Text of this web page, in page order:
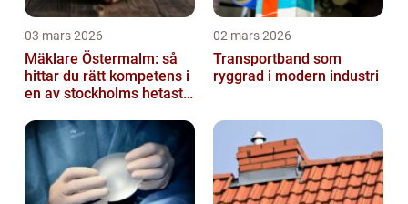
03 mars 2026
Mäklare Östermalm: så
hittar du rätt kompetens i
en av stockholms hetaste
02 mars 2026
Transportband som
ryggrad i modern industri